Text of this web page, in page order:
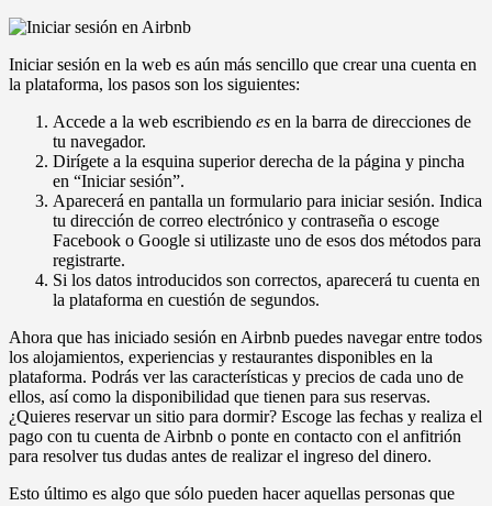
Iniciar sesión en la web es aún más sencillo que crear una cuenta en
la plataforma, los pasos son los siguientes:
Accede a la web escribiendo es en la barra de direcciones de
tu navegador.
Dirígete a la esquina superior derecha de la página y pincha
en “Iniciar sesión”.
Aparecerá en pantalla un formulario para iniciar sesión. Indica
tu dirección de correo electrónico y contraseña o escoge
Facebook o Google si utilizaste uno de esos dos métodos para
registrarte.
Si los datos introducidos son correctos, aparecerá tu cuenta en
la plataforma en cuestión de segundos.
Ahora que has iniciado sesión en Airbnb puedes navegar entre todos
los alojamientos, experiencias y restaurantes disponibles en la
plataforma. Podrás ver las características y precios de cada uno de
ellos, así como la disponibilidad que tienen para sus reservas.
¿Quieres reservar un sitio para dormir? Escoge las fechas y realiza el
pago con tu cuenta de Airbnb o ponte en contacto con el anfitrión
para resolver tus dudas antes de realizar el ingreso del dinero.
Esto último es algo que sólo pueden hacer aquellas personas que